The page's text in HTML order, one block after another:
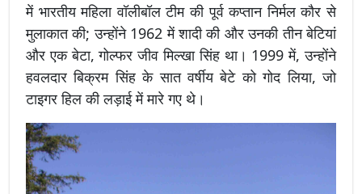
में भारतीय महिला वॉलीबॉल टीम की पूर्व कप्तान निर्मल कौर से
मुलाकात की; उन्होंने 1962 में शादी की और उनकी तीन बेटियां
और एक बेटा, गोल्फर जीव मिल्खा सिंह था। 1999 में, उन्होंने
हवलदार बिक्रम सिंह के सात वर्षीय बेटे को गोद लिया, जो
टाइगर हिल की लड़ाई में मारे गए थे।